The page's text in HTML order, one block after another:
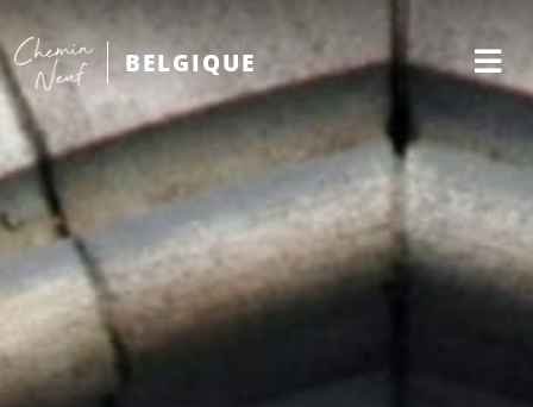
BELGIQUE